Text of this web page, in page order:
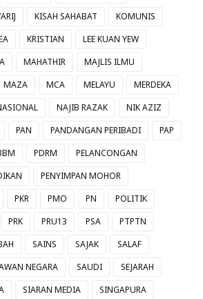
KISAH SAHABAT
KOMUNIS
KRISTIAN
LEE KUAN YEW
MAHATHIR
MAJLIS ILMU
MAZA MCA MELAYU
MERDEKA
NAJIB RAZAK
NIK AZIZ
PAN PANDANGAN PERIBADI
PAP
PDRM
PELANCONGAN
PENYIMPAN MOHOR
PKR PMO PN
POLITIK
PRK PRU13 PSA
PTPTN
SAINS SAJAK
SALAF
NEGARA SAUDI
SEJARAH
SIARAN MEDIA
SINGAPURA